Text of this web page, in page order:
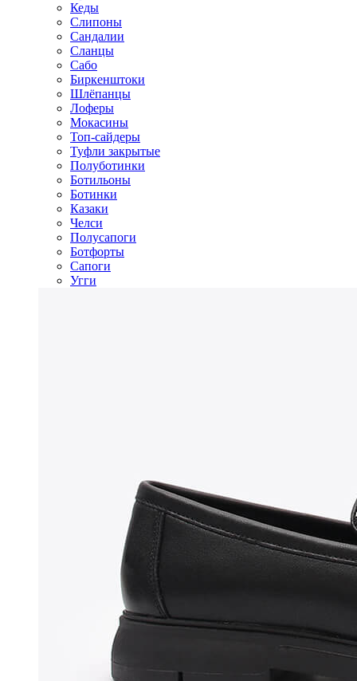
Кеды
Слипоны
Сандалии
Сланцы
Сабо
Биркенштоки
Шлёпанцы
Лоферы
Мокасины
Топ-сайдеры
Туфли закрытые
Полуботинки
Ботильоны
Ботинки
Казаки
Челси
Полусапоги
Ботфорты
Сапоги
Угги